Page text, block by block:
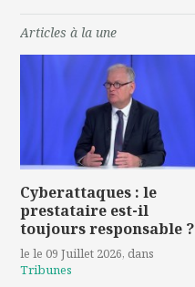
Articles à la une
Cyberattaques : le
prestataire est-il
toujours responsable ?
le le 09 Juillet 2026, dans
Tribunes